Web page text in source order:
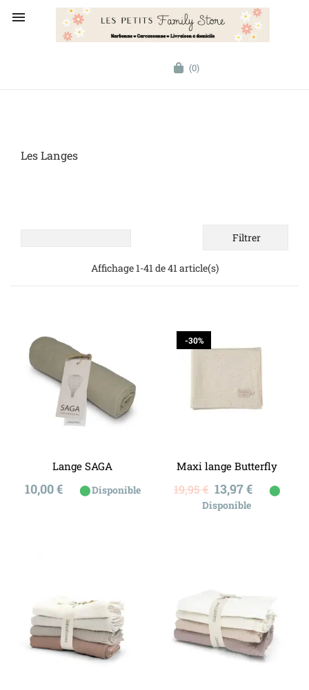

(0)
Les Langes
Filtrer
Affichage 1-41 de 41 article(s)
Lange SAGA
Prix
10,00 € ⬤Disponible
Maxi lange Butterfly
Prix
19,95 €
-30%
Prix
13,97 € ⬤
Disponible